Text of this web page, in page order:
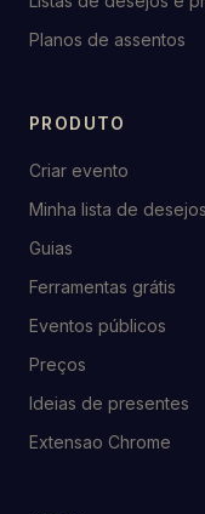
Planos de assentos
PRODUTO
Criar evento
Minha lista de desejos
Guias
Ferramentas grátis
Eventos públicos
Preços
Ideias de presentes
Extensao Chrome